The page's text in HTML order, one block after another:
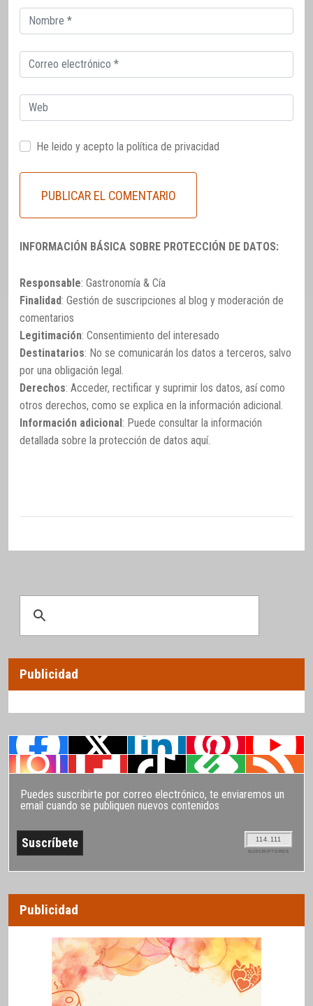
Correo
electrónico
Correo
electrónico
Web
He leido y acepto la política de privacidad
INFORMACIÓN BÁSICA SOBRE PROTECCIÓN DE DATOS:
Responsable: Gastronomía & Cía
Finalidad: Gestión de suscripciones al blog y moderación de
comentarios
Legitimación: Consentimiento del interesado
Destinatarios: No se comunicarán los datos a terceros, salvo
por una obligación legal.
Derechos: Acceder, rectificar y suprimir los datos, así como
otros derechos, como se explica en la información adicional.
Información adicional: Puede consultar la información
detallada sobre la protección de datos aquí.
Publicidad
Puedes suscribirte por correo electrónico, te enviaremos un
email cuando se publiquen nuevos contenidos
114.111
SUSCRIPTORES
Publicidad